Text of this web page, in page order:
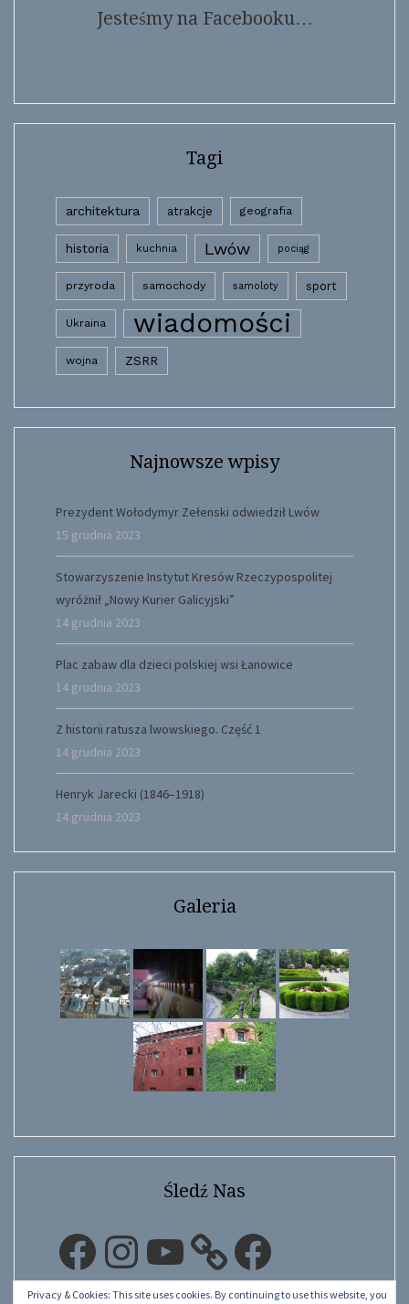
Jesteśmy na Facebooku…
Tagi
architektura atrakcje geografia
historia kuchnia Lwów pociąg
przyroda samochody samoloty sport
Ukraina wiadomości
wojna ZSRR
Najnowsze wpisy
Prezydent Wołodymyr Zełenski odwiedził Lwów
15 grudnia 2023
Stowarzyszenie Instytut Kresów Rzeczypospolitej
wyróżnił „Nowy Kurier Galicyjski”
14 grudnia 2023
Plac zabaw dla dzieci polskiej wsi Łanowice
14 grudnia 2023
Z historii ratusza lwowskiego. Część 1
14 grudnia 2023
Henryk Jarecki (1846–1918)
14 grudnia 2023
Galeria
Śledź Nas
FacebookInstagramYouTube Facebook
Privacy & Cookies: This site uses cookies. By continuing to use this website, you